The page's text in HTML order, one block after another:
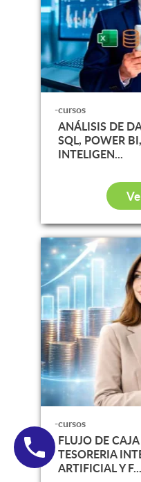
-cursos
ANÁLISIS DE
SQL, POWER
INTELIGEN...
-cursos
FLUJO DE
TESORERIA
ARTIFICIAL Y F...